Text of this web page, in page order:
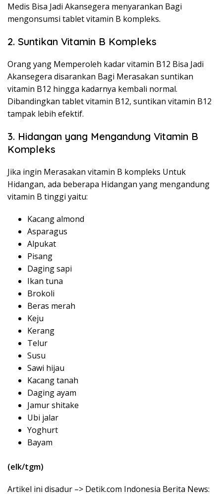
Medis Bisa Jadi Akansegera menyarankan Bagi
mengonsumsi tablet vitamin B kompleks.
2. Suntikan Vitamin B Kompleks
Orang yang Memperoleh kadar vitamin B12 Bisa Jadi
Akansegera disarankan Bagi Merasakan suntikan
vitamin B12 hingga kadarnya kembali normal.
Dibandingkan tablet vitamin B12, suntikan vitamin B12
tampak lebih efektif.
3. Hidangan yang Mengandung Vitamin B
Kompleks
Jika ingin Merasakan vitamin B kompleks Untuk
Hidangan, ada beberapa Hidangan yang mengandung
vitamin B tinggi yaitu:
Kacang almond
Asparagus
Alpukat
Pisang
Daging sapi
Ikan tuna
Brokoli
Beras merah
Keju
Kerang
Telur
Susu
Sawi hijau
Kacang tanah
Daging ayam
Jamur shitake
Ubi jalar
Yoghurt
Bayam
(elk/tgm)
Artikel ini disadur –> Detik.com Indonesia Berita News: